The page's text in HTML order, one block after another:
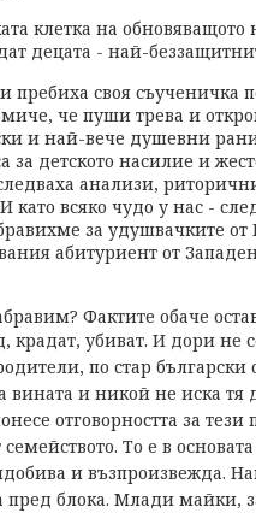
клетка на
децата - най-
своя съученичка
че пуши трева и
и най-вече душевни
за детското насилие и
анализи,
като всяко чудо у нас -
за удушвачките
абитуриент от
Фактите обаче
крадат, убиват. И дори не
по стар български
вината и никой не иска тя
отговорността за
То е в
и възпроизвежда.
пред блока. Млади майки,